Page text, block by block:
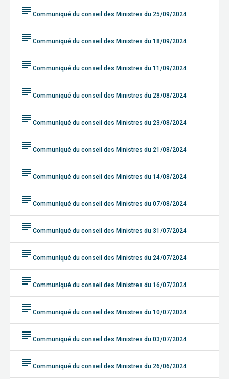
subject Communiqué du conseil des Ministres du 25/09/2024
subject Communiqué du conseil des Ministres du 18/09/2024
subject Communiqué du conseil des Ministres du 11/09/2024
subject Communiqué du conseil des Ministres du 28/08/2024
subject Communiqué du conseil des Ministres du 23/08/2024
subject Communiqué du conseil des Ministres du 21/08/2024
subject Communiqué du conseil des Ministres du 14/08/2024
subject Communiqué du conseil des Ministres du 07/08/2024
subject Communiqué du conseil des Ministres du 31/07/2024
subject Communiqué du conseil des Ministres du 24/07/2024
subject Communiqué du conseil des Ministres du 16/07/2024
subject Communiqué du conseil des Ministres du 10/07/2024
subject Communiqué du conseil des Ministres du 03/07/2024
subject Communiqué du conseil des Ministres du 26/06/2024